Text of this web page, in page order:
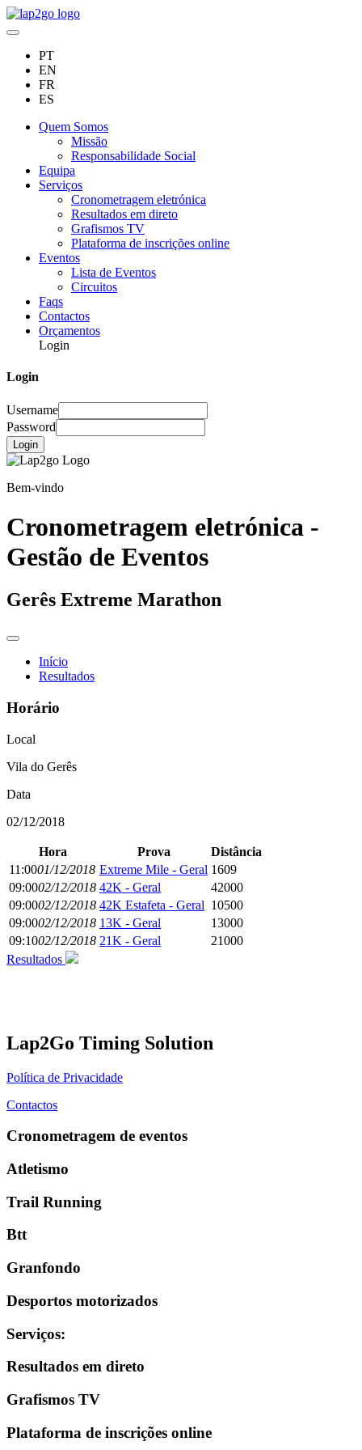
PT
EN
FR
ES
Quem Somos
Missão
Responsabilidade Social
Equipa
Serviços
Cronometragem eletrónica
Resultados em direto
Grafismos TV
Plataforma de inscrições online
Eventos
Lista de Eventos
Circuitos
Faqs
Contactos
Orçamentos
Login
Login
Username
Password
Login
Bem-vindo
Cronometragem eletrónica -
Gestão de Eventos
Gerês Extreme Marathon
Início
Resultados
Horário
Local
Vila do Gerês
Data
02/12/2018
Hora Prova
Distância
11:0001/12/2018 Extreme Mile - Geral 1609
09:0002/12/2018 42K - Geral
42000
09:0002/12/2018 42K Estafeta - Geral 10500
09:0002/12/2018 13K - Geral
13000
09:1002/12/2018 21K - Geral
21000
Resultados
Lap2Go Timing Solution
Política de Privacidade
Contactos
Cronometragem de eventos
Atletismo
Trail Running
Btt
Granfondo
Desportos motorizados
Serviços:
Resultados em direto
Grafismos TV
Plataforma de inscrições online